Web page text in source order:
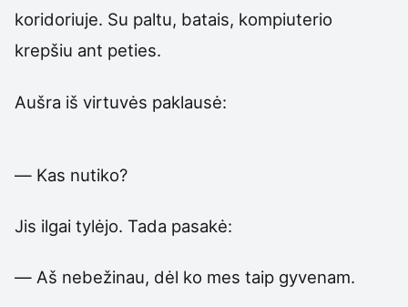
koridoriuje. Su paltu, batais, kompiuterio
krepšiu ant peties.
Aušra iš virtuvės paklausė:
— Kas nutiko?
Jis ilgai tylėjo. Tada pasakė:
— Aš nebežinau, dėl ko mes taip gyvenam.